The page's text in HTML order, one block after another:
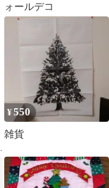
ォールデコ
¥550
雑貨